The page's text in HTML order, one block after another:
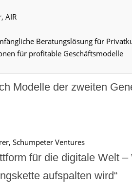
AIR
Beratungslösung für
für profitable Geschäftsmodelle
Modelle der zweiten
Schumpeter Ventures
für die digitale Welt
aufspalten wird“